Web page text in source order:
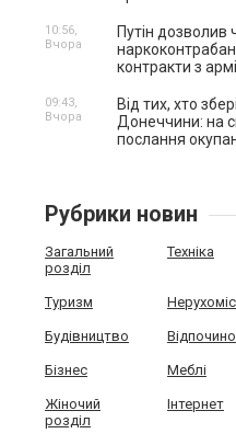
Путін дозволив
контракти з
10:56,
Вчора
Від тих, хто
Донеччини: на
послання
09:43,
Вчора
Рубрики новин
Загальний
розділ
Техніка
Туризм
Будівництво
Бізнес Меблі
Жіночий
розділ
Інтернет